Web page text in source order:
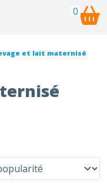
0
et lait maternisé